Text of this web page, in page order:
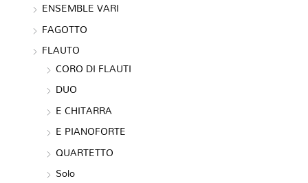
ENSEMBLE VARI
FAGOTTO
FLAUTO
CORO DI FLAUTI
DUO
E CHITARRA
E PIANOFORTE
QUARTETTO
Solo